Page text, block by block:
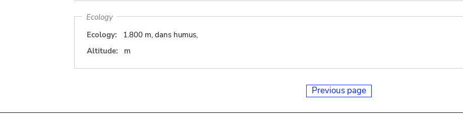
Ecology
Ecology:
1.800 m, dans humus,
Altitude:
m
Previous page